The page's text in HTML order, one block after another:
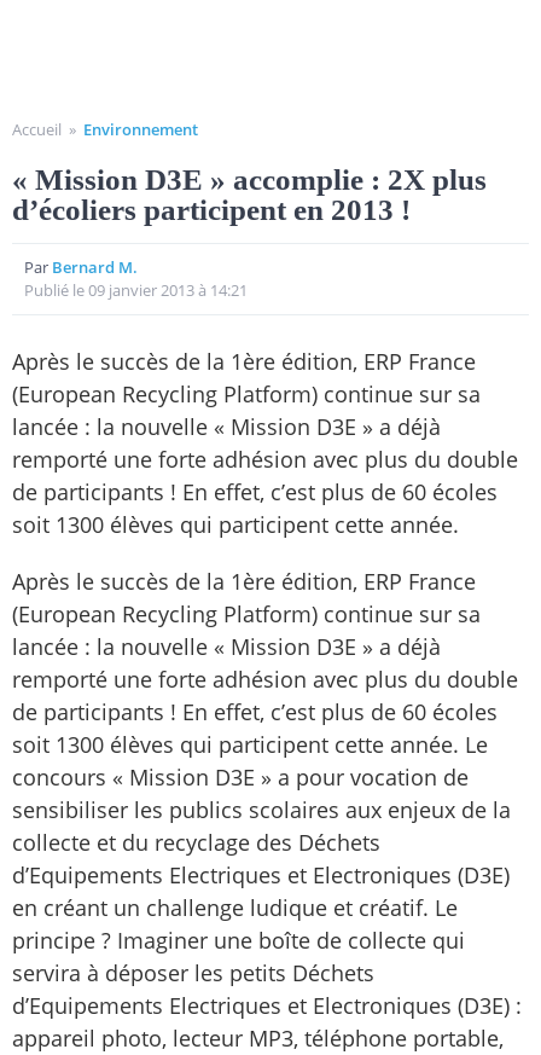
Accueil » Environnement
« Mission D3E » accomplie : 2X plus
d’écoliers participent en 2013 !
Par Bernard M.
Publié le 09 janvier 2013 à 14:21
Après le succès de la 1ère édition, ERP France
(European Recycling Platform) continue sur sa
lancée : la nouvelle « Mission D3E » a déjà
remporté une forte adhésion avec plus du double
de participants ! En effet, c’est plus de 60 écoles
soit 1300 élèves qui participent cette année.
Après le succès de la 1ère édition, ERP France
(European Recycling Platform) continue sur sa
lancée : la nouvelle « Mission D3E » a déjà
remporté une forte adhésion avec plus du double
de participants ! En effet, c’est plus de 60 écoles
soit 1300 élèves qui participent cette année. Le
concours « Mission D3E » a pour vocation de
sensibiliser les publics scolaires aux enjeux de la
collecte et du recyclage des Déchets
d’Equipements Electriques et Electroniques (D3E)
en créant un challenge ludique et créatif. Le
principe ? Imaginer une boîte de collecte qui
servira à déposer les petits Déchets
d’Equipements Electriques et Electroniques (D3E) :
appareil photo, lecteur MP3, téléphone portable,